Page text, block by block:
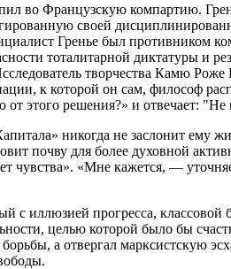
во Французскую компартию.
своей
Гренье был противником
тоталитарной диктатуры и
творчества Камю
к которой он сам, философ
от этого решения?» и отвечает:
никогда не заслонит ему
почву для более духовной
чувства». «Мне кажется, —
с иллюзией прогресса, классовой
целью которой было бы
а отвергал марксистскую